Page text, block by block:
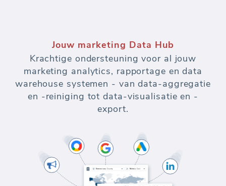
Jouw marketing Data Hub
Krachtige ondersteuning voor al jouw
marketing analytics, rapportage en data
warehouse systemen - van data-aggregatie
en -reiniging tot data-visualisatie en -
export.